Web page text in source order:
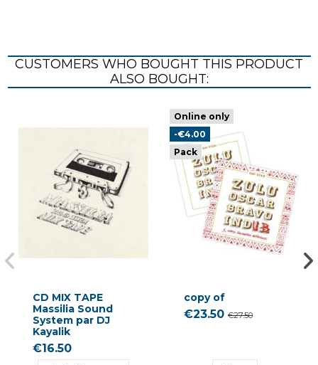
CUSTOMERS WHO BOUGHT THIS PRODUCT
ALSO BOUGHT:
CD MIX TAPE
Massilia Sound
System par DJ
Kayalik
€16.50
Online only
-€4.00
Pack
copy of
€23.50 €27.50